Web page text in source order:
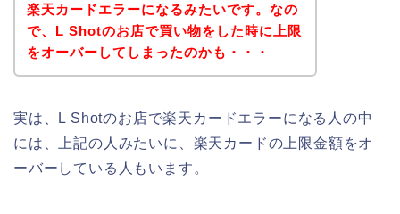
楽天カードエラーになるみたいです。なの
で、L Shotのお店で買い物をした時に上限
をオーバーしてしまったのかも・・・
実は、L Shotのお店で楽天カードエラーになる人の中
には、上記の人みたいに、楽天カードの上限金額をオ
ーバーしている人もいます。